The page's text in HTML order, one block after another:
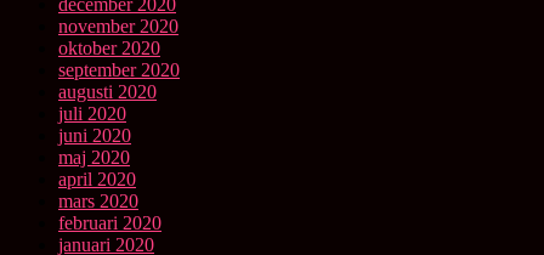
december 2020
november 2020
oktober 2020
september 2020
augusti 2020
juli 2020
juni 2020
maj 2020
april 2020
mars 2020
februari 2020
januari 2020